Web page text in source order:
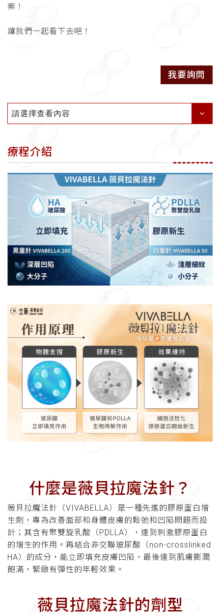
案！
讓我們一起看下去吧！
我要詢問
請選擇查看內容
療程介紹
什麼是薇貝拉魔法針？
薇貝拉魔法針（VIVABELLA）是一種先進的膠原蛋白增
生劑，專為改善面部和身體皮膚的鬆弛和凹陷問題而設
計；其含有聚雙旋乳酸（PDLLA），達到刺激膠原蛋白
的增生的作用。再結合非交聯玻尿酸（non-crosslinked
HA）的成分，能立即填充皮膚凹陷，最後達到肌膚膨潤
飽滿，緊緻有彈性的年輕效果。
薇貝拉魔法針的劑型